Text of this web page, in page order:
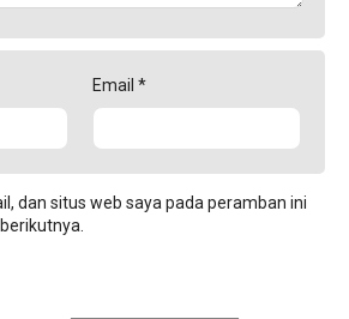
Email *
dan situs web saya pada peramban ini